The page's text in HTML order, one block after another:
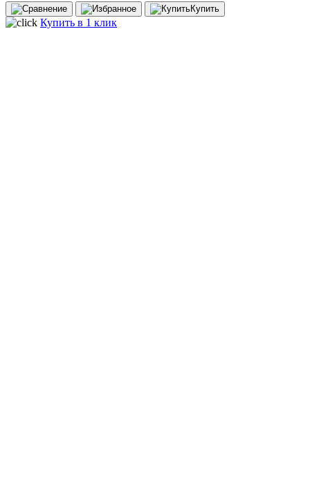
Купить
Купить в 1 клик